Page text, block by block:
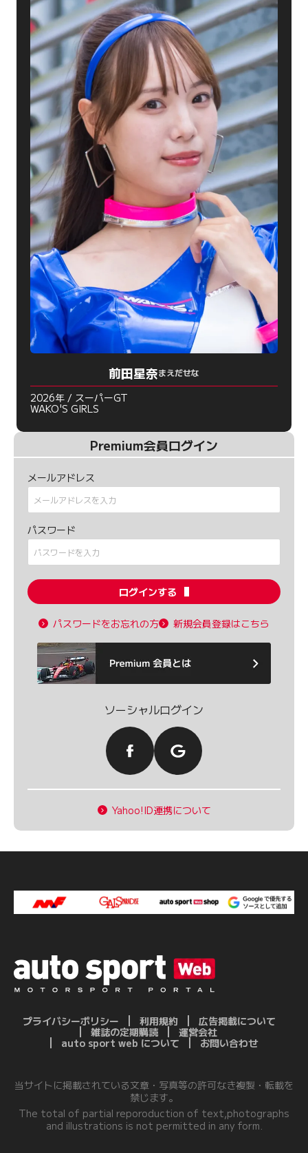
前田星奈まえだせな
2026年 / スーパーGT
WAKO'S GIRLS
Premium会員ログイン
メールアドレス
パスワード
ログインする
パスワードをお忘れの方 新規会員登録はこちら
ソーシャルログイン
Yahoo!ID連携について
プライバシーポリシー 利用規約
広告掲載について
雑誌の定期購読
運営会社
auto sport web について
お問い合わせ
当サイトに掲載されている文章・写真等の許可なき複製・転載を
禁じます。
The total of partial reporoduction of text,photographs
and illustrations is not permitted in any form.